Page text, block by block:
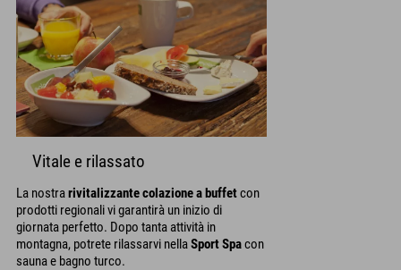
Vitale e rilassato
La nostrarivitalizzante colazione a buffetcon
prodotti regionali vi garantirà un inizio di
giornata perfetto. Dopo tanta attività in
montagna, potrete rilassarvi nellaSport Spacon
sauna e bagno turco.